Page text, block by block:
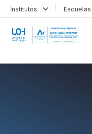
Institutos Escuelas